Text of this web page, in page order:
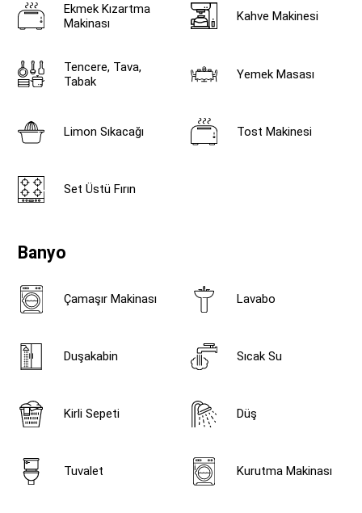
Ekmek Kızartma
Makinası
Kahve Makinesi
Tencere, Tava,
Tabak
Yemek Masası
Limon Sıkacağı Tost Makinesi
Set Üstü Fırın
Banyo
Çamaşır Makinası Lavabo
Duşakabin Sıcak Su
Kirli Sepeti Düş
Tuvalet Kurutma Makinası